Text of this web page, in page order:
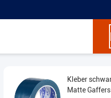
Kleber
Matte